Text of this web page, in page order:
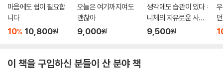
저자는 지금의 환경 위기를 해결하는 건 아이들이 아닌 어른들의 몫이라고
강력하게 말한다. 그래서 성인을 대상으로 글을 쓰고 강연을 한다. 지금까
지 동료 선생님들과 생활 밀착형 제로웨이스트 실천법, 채식 실천법을 나
이 책도 그런 노력 중 하나로 탄생했다. 사회적으로 ‘제로웨이스트’에 대한
마음에도 쉼이 필요합
니다
10% 10,800원
오늘은 여기까지여도
괜찮아
9,000원
생각에도 습관이 있다 :
니체의 자유로운 사고
법
9,500원
이 책을 구입하신 분들이 산 분야 책